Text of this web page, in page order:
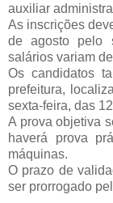
auxiliar
As inscrições
de agosto pelo
salários variam
Os candidatos
prefeitura,
sexta-feira, das
A prova objetiva
haverá prova
máquinas.
O prazo de
ser prorrogado